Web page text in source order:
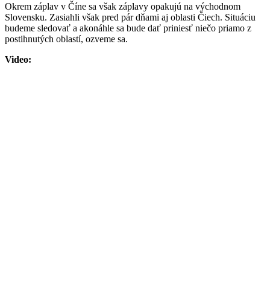
Okrem záplav v Číne sa však záplavy opakujú na východnom
Slovensku. Zasiahli však pred pár dňami aj oblasti Čiech. Situáciu
budeme sledovať a akonáhle sa bude dať priniesť niečo priamo z
postihnutých oblastí, ozveme sa.
Video: